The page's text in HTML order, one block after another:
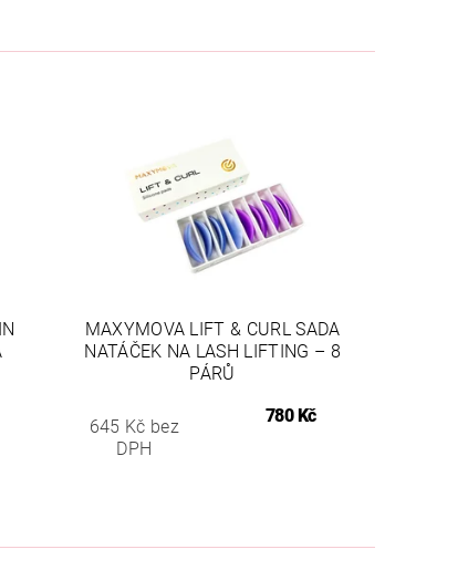
MAXYMOVA LIFT & CURL SADA
NATÁČEK NA LASH LIFTING – 8
PÁRŮ
645 Kč bez
DPH
780 Kč